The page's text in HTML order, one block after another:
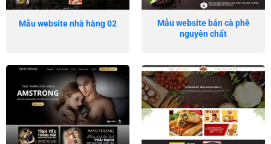
Mẫu website nhà hàng 02
Mẫu website bán cà phê
nguyên chất